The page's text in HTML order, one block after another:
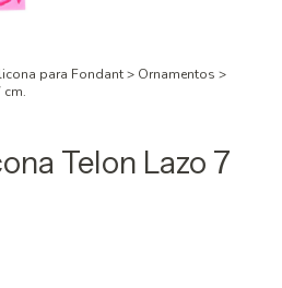
para Fondant> Ornamentos >
cm.
Telon Lazo 7